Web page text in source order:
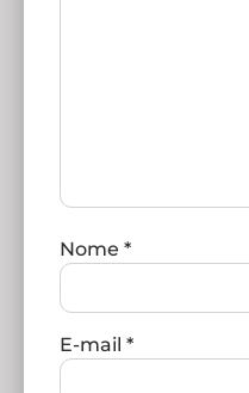
Nome *
E-mail *